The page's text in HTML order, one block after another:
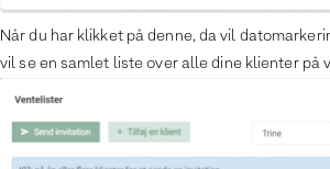
Når du har klikket på denne, da vil
vil se en samlet liste over alle dine klienter på